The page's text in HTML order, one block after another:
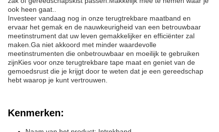
ook heen gaat..
Investeer vandaag nog in onze terugtrekbare maatband en
ervaar het gemak en de nauwkeurigheid van een betrouwbaar
meetinstrument dat uw leven gemakkelijker en efficiënter zal
maken.Ga niet akkoord met minder waardevolle
meetinstrumenten die onbetrouwbaar en moeilijk te gebruiken
zijnKies voor onze terugtrekbare tape maat en geniet van de
gemoedsrust die je krijgt door te weten dat je een gereedschap
hebt waarop je kunt vertrouwen.
Kenmerken: